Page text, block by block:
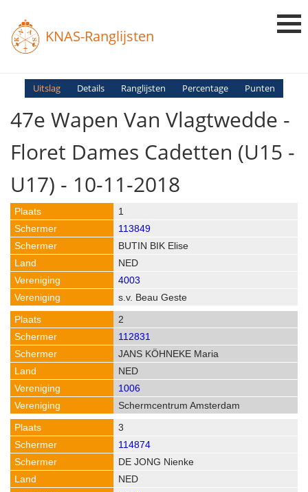
KNAS-Ranglijsten
Login
Ranglijsten
Uitslag Details Ranglijsten Percentage Punten
47e Wapen Van Vlagtwedde -
Floret Dames Cadetten (U15 -
U17) - 10-11-2018
1
113849
BUTIN BIK Elise
NED
4003
s.v. Beau Geste
2
112831
JANS KÖHNEKE Maria
NED
1006
Schermcentrum Amsterdam
3
114874
DE JONG Nienke
NED